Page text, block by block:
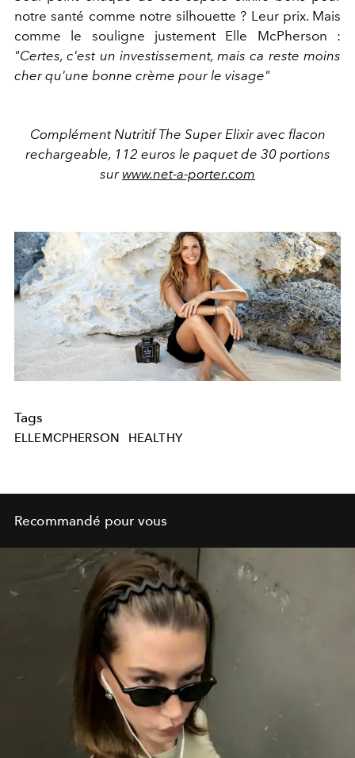
notre santé comme notre silhouette ? Leur prix. Mais
comme le souligne justement Elle McPherson :
"Certes, c'est un investissement, mais ca reste moins
cher qu'une bonne crème pour le visage"
Complément Nutritif The Super Elixir avec flacon
rechargeable, 112 euros le paquet de 30 portions
sur www.net-a-porter.com
Tags
ELLEMCPHERSON HEALTHY
Recommandé pour vous